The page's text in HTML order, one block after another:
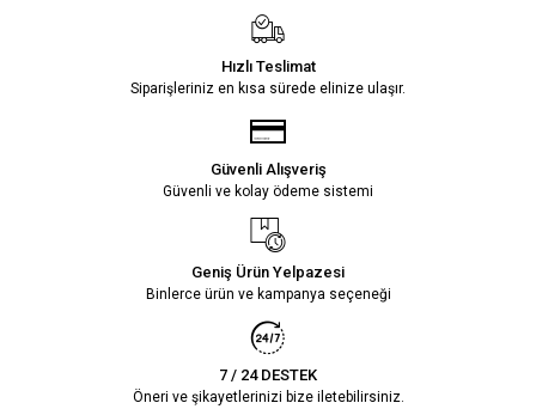
Hızlı Teslimat
Siparişleriniz en kısa sürede elinize ulaşır.
Güvenli Alışveriş
Güvenli ve kolay ödeme sistemi
Geniş Ürün Yelpazesi
Binlerce ürün ve kampanya seçeneği
7 / 24 DESTEK
Öneri ve şikayetlerinizi bize iletebilirsiniz.